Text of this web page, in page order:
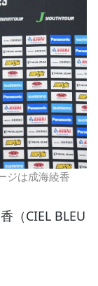
ジは成海綾香
（CIEL BLEU